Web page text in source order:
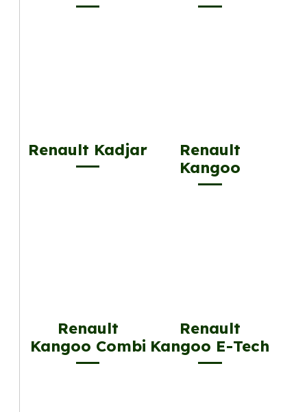
Renault Kadjar
Renault
Kangoo
Renault
Kangoo Combi
Renault
Kangoo E-Tech